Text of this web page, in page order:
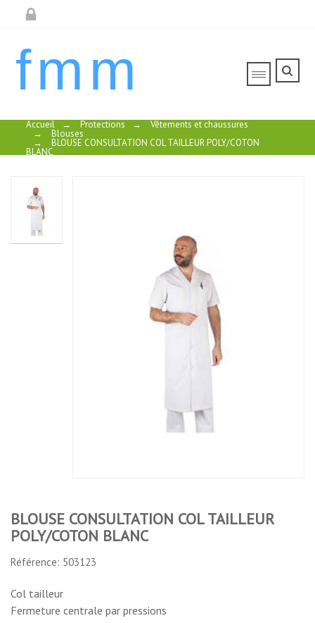
fmm
Accueil → Protections → Vêtements et chaussures
→ Blouses
→ BLOUSE CONSULTATION COL TAILLEUR POLY/COTON
BLANC
BLOUSE CONSULTATION COL TAILLEUR
POLY/COTON BLANC
Référence: 503123
Col tailleur
Fermeture centrale par pressions
BLOUSE HOMME
COTON/POLYESTER
COL REVERS
MANCHE LONGUE
BLOUSE FEMME
COTON/POLYESTER
COL REVERS
No features to compare